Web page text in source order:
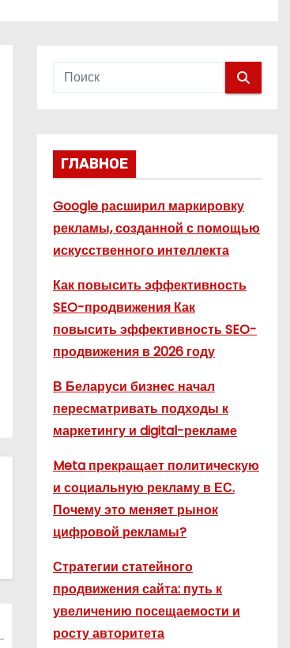
ГЛАВНОЕ
Google расширил маркировку
рекламы, созданной с помощью
искусственного интеллекта
Как повысить эффективность
SEO-продвижения Как
повысить эффективность SEO-
продвижения в 2026 году
В Беларуси бизнес начал
пересматривать подходы к
маркетингу и digital-рекламе
Meta прекращает политическую
и социальную рекламу в ЕС.
Почему это меняет рынок
цифровой рекламы?
Стратегии статейного
продвижения сайта: путь к
увеличению посещаемости и
росту авторитета